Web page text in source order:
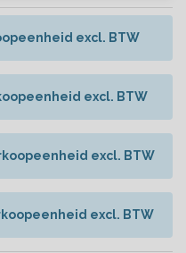
excl. BTW
excl. BTW
excl. BTW
excl. BTW